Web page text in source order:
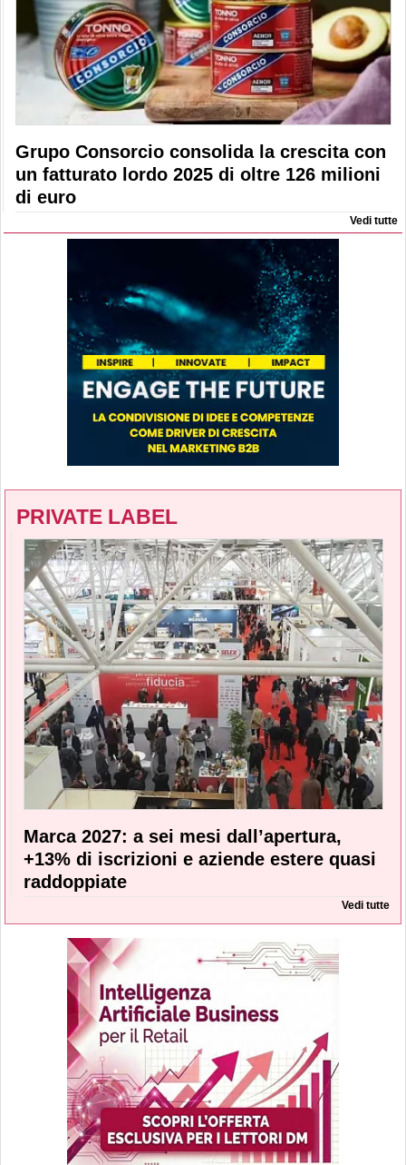
Grupo Consorcio consolida la crescita con
un fatturato lordo 2025 di oltre 126 milioni
di euro
Vedi tutte
PRIVATE LABEL
Marca 2027: a sei mesi dall’apertura,
+13% di iscrizioni e aziende estere quasi
raddoppiate
Vedi tutte